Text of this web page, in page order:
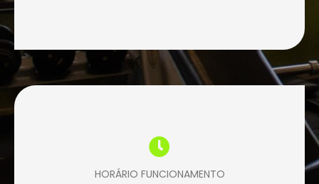
HORÁRIO FUNCIONAMENTO